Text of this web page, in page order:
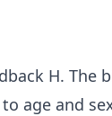
H.
age and